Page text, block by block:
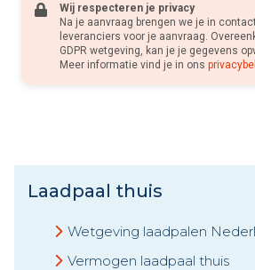
Wij respecteren je privacy
Na je aanvraag brengen we je in
leveranciers voor je aanvraag.
GDPR wetgeving, kan je je gegevens
Meer informatie vind je in ons
Laadpaal thuis
Wetgeving laadpalen
Vermogen laadpaal thuis